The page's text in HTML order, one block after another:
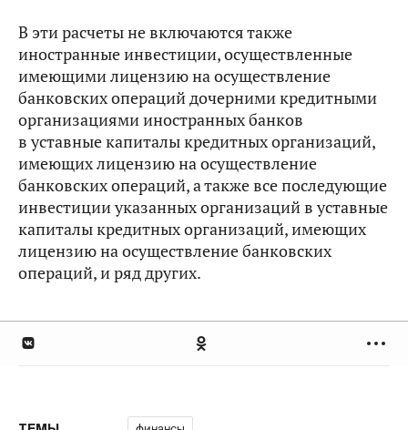
В эти расчеты не включаются также
иностранные инвестиции, осуществленные
имеющими лицензию на осуществление
банковских операций дочерними кредитными
организациями иностранных банков
в уставные капиталы кредитных организаций,
имеющих лицензию на осуществление
банковских операций, а также все последующие
инвестиции указанных организаций в уставные
капиталы кредитных организаций, имеющих
лицензию на осуществление банковских
операций, и ряд других.